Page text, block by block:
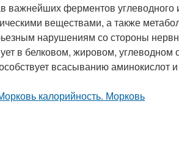
важнейших ферментов углеводного
веществами, а также
нарушениям со стороны
в белковом, жировом,
всасыванию